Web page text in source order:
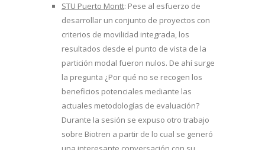
STU Puerto Montt: Pese al esfuerzo de
desarrollar un conjunto de proyectos con
criterios de movilidad integrada, los
resultados desde el punto de vista de la
partición modal fueron nulos. De ahí surge
la pregunta ¿Por qué no se recogen los
beneficios potenciales mediante las
actuales metodologías de evaluación?
Durante la sesión se expuso otro trabajo
sobre Biotren a partir de lo cual se generó